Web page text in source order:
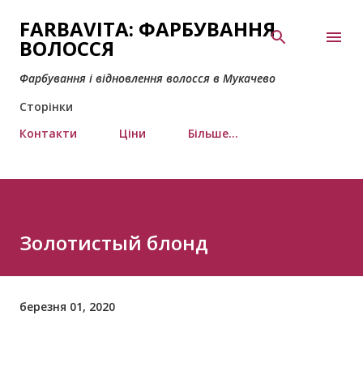
Перейти до основного вмісту
FARBAVITA: ФАРБУВАННЯ
ВОЛОССЯ
Фарбування і відновлення волосся в Мукачево
Сторінки
Контакти
Ціни Більше…
Золотистый блонд
березня 01, 2020